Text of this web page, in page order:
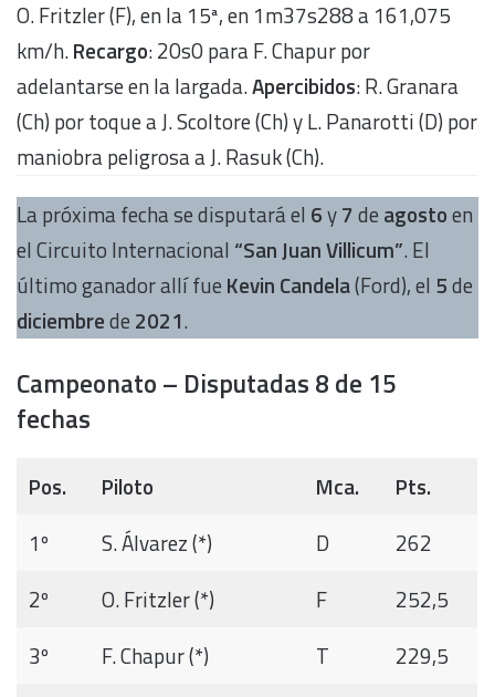
O. Fritzler (F), en la 15ª, en 1m37s288 a 161,075
km/h.Recargo: 20s0 para F. Chapur por
adelantarse en la largada.Apercibidos: R. Granara
(Ch) por toque a J. Scoltore (Ch) y L. Panarotti (D) por
maniobra peligrosa a J. Rasuk (Ch).
La próxima fecha se disputará el 6y7 de agostoen
el Circuito Internacional “San Juan Villicum”. El
último ganador allí fue Kevin Candela(Ford), el 5de
diciembrede 2021.
Campeonato – Disputadas 8 de 15
fechas
Pos. Piloto Mca.
Pts.
1º
S. Álvarez (*) D
262
2º
O. Fritzler (*) F
252,5
3º
F. Chapur (*) T
229,5